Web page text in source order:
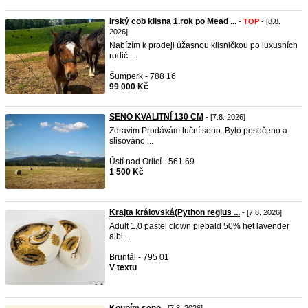
Irský cob klisna 1.rok po Mead ... - TOP - [8.8.
2026]
Nabízím k prodeji úžasnou klisničkou po luxusních
rodič ...
Šumperk - 788 16
99 000 Kč
SENO KVALITNÍ 130 CM - [7.8. 2026]
Zdravim Prodávám luční seno. Bylo posečeno a
slisováno ...
Ústí nad Orlicí - 561 69
1 500 Kč
Krajta královská(Python regius ... - [7.8. 2026]
Adult 1.0 pastel clown piebald 50% het lavender
albi ...
Bruntál - 795 01
V textu